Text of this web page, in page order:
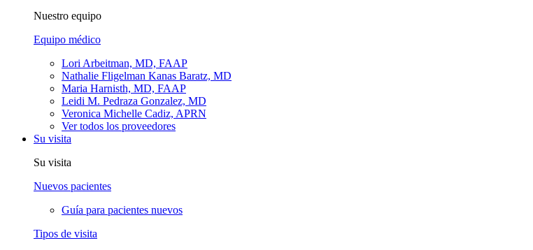
Nuestro equipo
Equipo médico
Lori Arbeitman, MD, FAAP
Nathalie Fligelman Kanas Baratz, MD
Maria Harnisth, MD, FAAP
Leidi M. Pedraza Gonzalez, MD
Veronica Michelle Cadiz, APRN
Ver todos los proveedores
Su visita
Su visita
Nuevos pacientes
Guía para pacientes nuevos
Tipos de visita